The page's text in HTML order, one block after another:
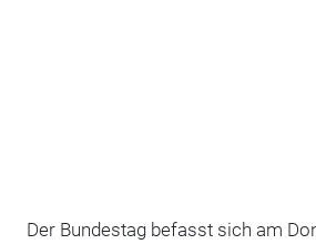
Der Bundestag befasst sich am